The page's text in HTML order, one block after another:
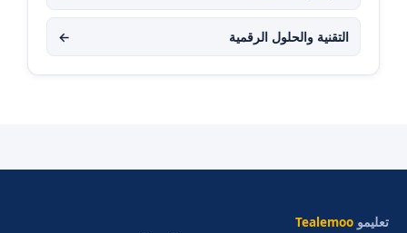
التقنية والحلول الرقمية ←
تعليمو Tealemoo